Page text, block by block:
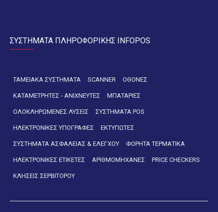
ΣΥΣΤΗΜΑΤΑ ΠΛΗΡΟΦΟΡΙΚΗΣ INFOPOS
ΤΑΜΕΙΑΚΑ ΣΥΣΤΗΜΑΤΑ SCANNER ΟΘΟΝΕΣ
ΚΑΤΑΜΕΤΡΗΤΕΣ - ΑΝΙΧΝΕΥΤΕΣ ΜΠΑΤΑΡΙΕΣ
ΟΛΟΚΛΗΡΩΜΕΝΕΣ ΛΥΣΕΙΣ ΣΥΣΤΗΜΑΤΑ POS
ΗΛΕΚΤΡΟΝΙΚΕΣ ΥΠΟΓΡΑΦΕΣ ΕΚΤΥΠΩΤΕΣ
ΣΥΣΤΗΜΑΤΑ ΑΣΦΑΛΕΙΑΣ & ΕΛΕΓΧΟΥ ΦΟΡΗΤΑ ΤΕΡΜΑΤΙΚΑ
ΗΛΕΚΤΡΟΝΙΚΕΣ ΕΤΙΚΕΤΕΣ ΑΡΙΘΜΟΜΗΧΑΝΕΣ PRICE CHECKERS
ΚΛΗΣΕΙΣ ΣΕΡΒΙΤΟΡΟΥ